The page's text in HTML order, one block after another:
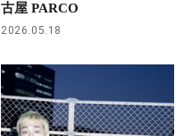
古屋 PARCO
2026.05.18